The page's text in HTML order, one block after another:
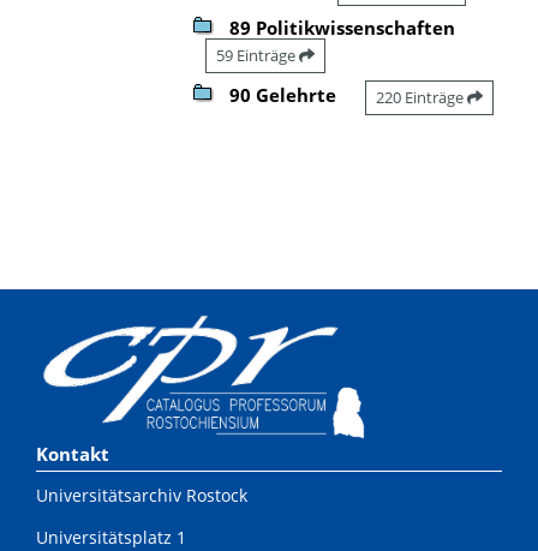
89 Politikwissenschaften
59 Einträge
90 Gelehrte 220 Einträge
Kontakt
Universitätsarchiv Rostock
Universitätsplatz 1